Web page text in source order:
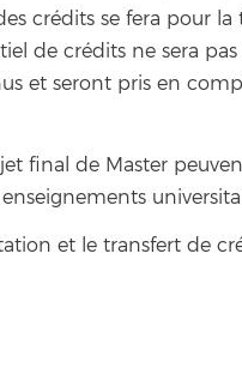
crédits se fera pour
de crédits ne sera pas
et seront pris en
final de Master
et le transfert de